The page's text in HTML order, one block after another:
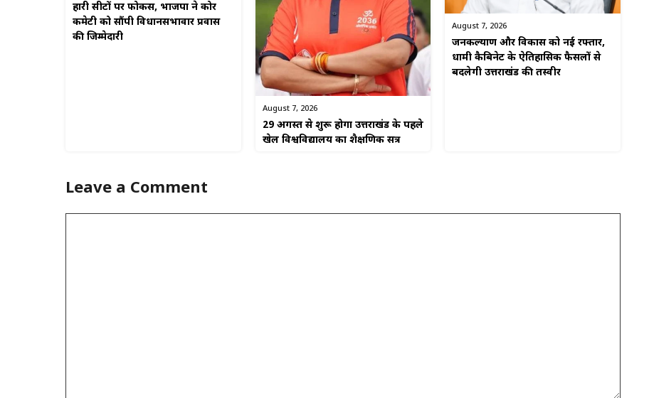
हारी सीटों पर फोकस, भाजपा ने कोर
कमेटी को सौंपी विधानसभावार प्रवास
की जिम्मेदारी
August 7, 2026
29 अगस्त से शुरू होगा उत्तराखंड के पहले
खेल विश्वविद्यालय का शैक्षणिक सत्र
August 7, 2026
जनकल्याण और विकास को नई रफ्तार,
धामी कैबिनेट के ऐतिहासिक फैसलों से
बदलेगी उत्तराखंड की तस्वीर
Leave a Comment